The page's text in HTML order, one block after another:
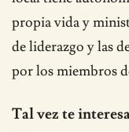
propia vida y
de liderazgo y las
por los miembros
Tal vez te